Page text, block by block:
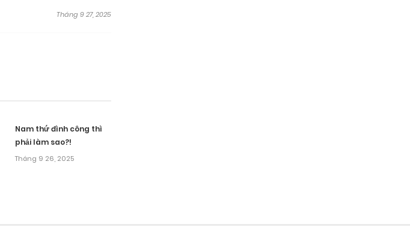
Tháng 9 27, 2025
Tháng 9 27, 2025
Nam thứ đình công thì
phải làm sao?!
Tháng 9 26, 2025